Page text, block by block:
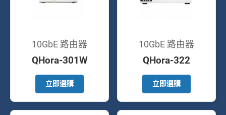
10GbE 路由器
QHora-301W
立即選購
10GbE 路由器
QHora-322
立即選購